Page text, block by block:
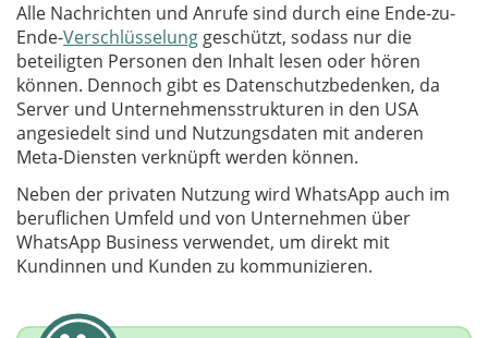
Alle Nachrichten und Anrufe sind durch eine Ende-zu-
Ende-Verschlüsselunggeschützt, sodass nur die
beteiligten Personen den Inhalt lesen oder hören
können. Dennoch gibt es Datenschutzbedenken, da
Server und Unternehmensstrukturen in den USA
angesiedelt sind und Nutzungsdaten mit anderen
Meta-Diensten verknüpft werden können.
Neben der privaten Nutzung wird WhatsApp auch im
beruflichen Umfeld und von Unternehmen über
WhatsApp Business verwendet, um direkt mit
Kundinnen und Kunden zu kommunizieren.